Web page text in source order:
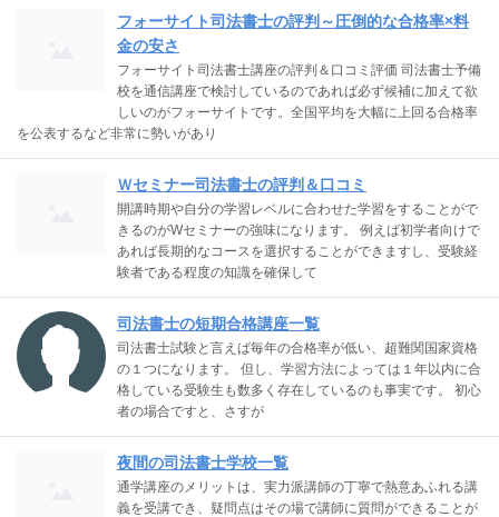
フォーサイト司法書士の評判～圧倒的な合格率×料
金の安さ
フォーサイト司法書士講座の評判＆口コミ評価 司法書士予備
校を通信講座で検討しているのであれば必ず候補に加えて欲
しいのがフォーサイトです。全国平均を大幅に上回る合格率
を公表するなど非常に勢いがあり
Ｗセミナー司法書士の評判＆口コミ
開講時期や自分の学習レベルに合わせた学習をすることがで
きるのがWセミナーの強味になります。 例えば初学者向けで
あれば長期的なコースを選択することができますし、受験経
験者である程度の知識を確保して
司法書士の短期合格講座一覧
司法書士試験と言えば毎年の合格率が低い、超難関国家資格
の１つになります。 但し、学習方法によっては１年以内に合
格している受験生も数多く存在しているのも事実です。 初心
者の場合ですと、さすが
夜間の司法書士学校一覧
通学講座のメリットは、実力派講師の丁寧で熱意あふれる講
義を受講でき、疑問点はその場で講師に質問ができることが